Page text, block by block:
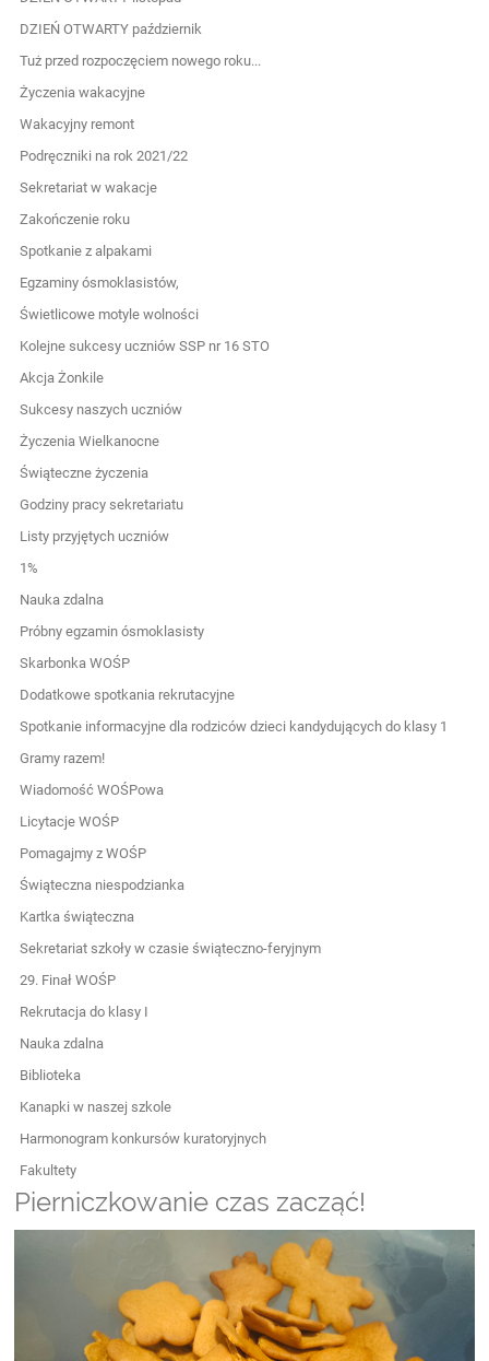
DZIEŃ OTWARTY październik
Tuż przed rozpoczęciem nowego roku...
Życzenia wakacyjne
Wakacyjny remont
Podręczniki na rok 2021/22
Sekretariat w wakacje
Zakończenie roku
Spotkanie z alpakami
Egzaminy ósmoklasistów,
Świetlicowe motyle wolności
Kolejne sukcesy uczniów SSP nr 16 STO
Akcja Żonkile
Sukcesy naszych uczniów
Życzenia Wielkanocne
Świąteczne życzenia
Godziny pracy sekretariatu
Listy przyjętych uczniów
1%
Nauka zdalna
Próbny egzamin ósmoklasisty
Skarbonka WOŚP
Dodatkowe spotkania rekrutacyjne
Spotkanie informacyjne dla rodziców dzieci kandydujących do klasy 1
Gramy razem!
Wiadomość WOŚPowa
Licytacje WOŚP
Pomagajmy z WOŚP
Świąteczna niespodzianka
Kartka świąteczna
Sekretariat szkoły w czasie świąteczno-feryjnym
29. Finał WOŚP
Rekrutacja do klasy I
Nauka zdalna
Biblioteka
Kanapki w naszej szkole
Harmonogram konkursów kuratoryjnych
Fakultety
Pierniczkowanie czas zacząć!